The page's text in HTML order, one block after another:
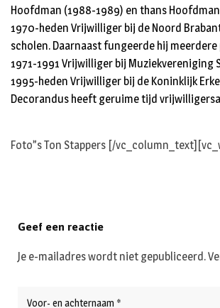
Hoofdman (1988-1989) en thans
1970-heden Vrijwilliger bij de Noord
scholen. Daarnaast fungeerde hij
1971-1991 Vrijwilliger bij Muziekvereniging
1995-heden Vrijwilliger bij de Koninklijk
Decorandus heeft geruime tijd
Foto”s Ton Stappers [/
Geef een reactie
Je e-mailadres wordt niet gepubliceerd.